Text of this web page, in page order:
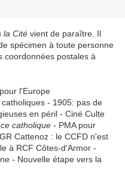
la Cité vient de paraître. Il
spécimen à toute personne
coordonnées postales à
l'Europe
- 1905: pas de
en péril - Ciné Culte
catholique - PMA pour
Cattenoz : le CCFD n'est
à RCF Côtes-d'Armor -
- Nouvelle étape vers la